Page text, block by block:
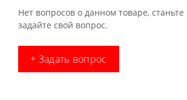
Нет вопросов о данном товаре,
задайте свой вопрос.
+ Задать вопрос